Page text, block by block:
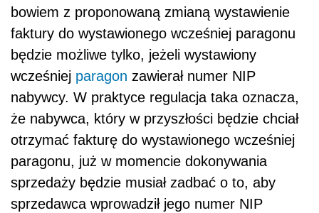
bowiem z proponowaną zmianą wystawienie
faktury do wystawionego wcześniej paragonu
będzie możliwe tylko, jeżeli wystawiony
wcześniej paragon zawierał numer NIP
nabywcy. W praktyce regulacja taka oznacza,
że nabywca, który w przyszłości będzie chciał
otrzymać fakturę do wystawionego wcześniej
paragonu, już w momencie dokonywania
sprzedaży będzie musiał zadbać o to, aby
sprzedawca wprowadził jego numer NIP